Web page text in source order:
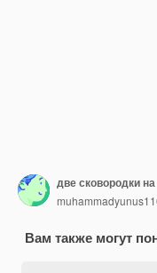
две сковородки
Вам также могут